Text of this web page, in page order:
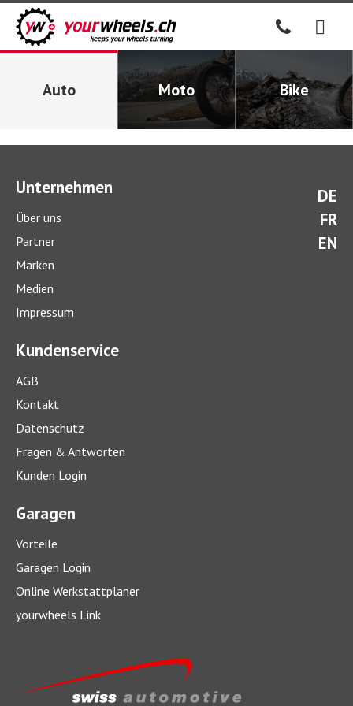
Auto Moto Bike
DE
FR
EN
Unternehmen
Über uns
Partner
Marken
Medien
Impressum
Kundenservice
AGB
Kontakt
Datenschutz
Fragen & Antworten
Kunden Login
Garagen
Vorteile
Garagen Login
Online Werkstattplaner
yourwheels Link